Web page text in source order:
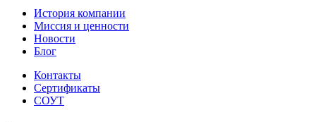
История компании
Миссия и ценности
Новости
Блог
Контакты
Сертификаты
СОУТ